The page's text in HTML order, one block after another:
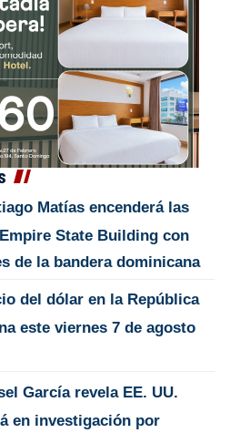
Matías encenderá las
State Building con
de la bandera dominicana
del dólar en la República
este viernes 7 de agosto
García revela EE. UU.
en investigación por